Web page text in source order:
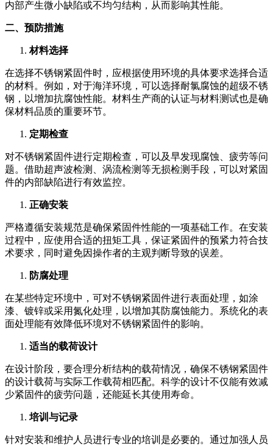
内部产生微小缺陷或不均匀结构，从而影响其性能。
二、预防措施
材料选择
在选择不锈钢紧固件时，应根据使用环境的具体要求选择合适
的材料。例如，对于海洋环境，可以选择耐氯腐蚀的超级不锈
钢，以增加抗腐蚀性能。材料生产商的认证与材料测试也是确
保材料品质的重要环节。
定期检查
对不锈钢紧固件进行定期检查，可以及早发现腐蚀、疲劳等问
题。借助超声波检测、涡流检测等无损检测手段，可以对紧固
件的内部缺陷进行有效监控。
正确安装
严格遵循安装规范是确保紧固件性能的一项基础工作。在安装
过程中，应使用合适的扭矩工具，保证紧固件的预紧力符合技
术要求，同时避免因操作者的主观判断导致的误差。
防腐处理
在某些特定环境中，可对不锈钢紧固件进行表面处理，如涂
漆、镀锌或采用氮化处理，以增加其防腐蚀能力。系统化的表
面处理能有效降低环境对不锈钢紧固件的影响。
适当的载荷设计
在设计阶段，要合理分析结构的载荷情况，确保不锈钢紧固件
的设计载荷与实际工作载荷相匹配。科学的设计不仅能有效减
少紧固件的疲劳问题，还能延长其使用寿命。
培训与记录
针对安装和维护人员进行专业的培训是必要的。通过加强人员